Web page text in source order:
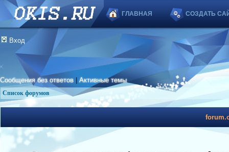
ГЛАВНАЯ СОЗДАТЬ
Вход
Сообщения без ответов |Активные темы
Список форумов